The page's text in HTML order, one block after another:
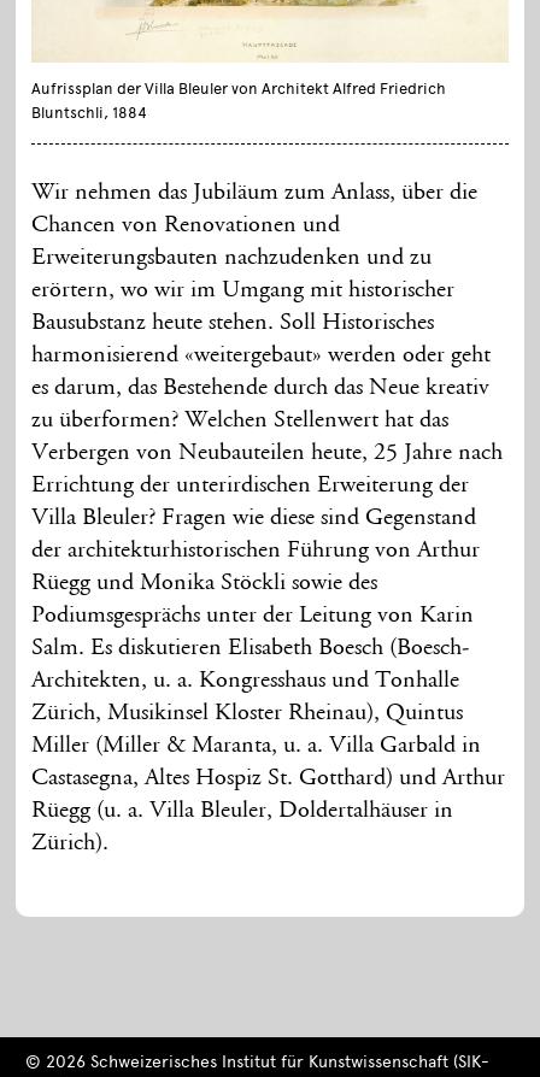
Aufrissplan der Villa Bleuler von Architekt Alfred Friedrich
Bluntschli, 1884
Wir nehmen das Jubiläum zum Anlass, über die
Chancen von Renovationen und
Erweiterungsbauten nachzudenken und zu
erörtern, wo wir im Umgang mit historischer
Bausubstanz heute stehen. Soll Historisches
harmonisierend «weitergebaut» werden oder geht
es darum, das Bestehende durch das Neue kreativ
zu überformen? Welchen Stellenwert hat das
Verbergen von Neubauteilen heute, 25 Jahre nach
Errichtung der unterirdischen Erweiterung der
Villa Bleuler? Fragen wie diese sind Gegenstand
der architekturhistorischen Führung von Arthur
Rüegg und Monika Stöckli sowie des
Podiumsgesprächs unter der Leitung von Karin
Salm. Es diskutieren Elisabeth Boesch (Boesch-
Architekten, u. a. Kongresshaus und Tonhalle
Zürich, Musikinsel Kloster Rheinau), Quintus
Miller (Miller & Maranta, u. a. Villa Garbald in
Castasegna, Altes Hospiz St. Gotthard) und Arthur
Rüegg (u. a. Villa Bleuler, Doldertalhäuser in
Zürich).
© 2026 Schweizerisches Institut für Kunstwissenschaft (SIK-